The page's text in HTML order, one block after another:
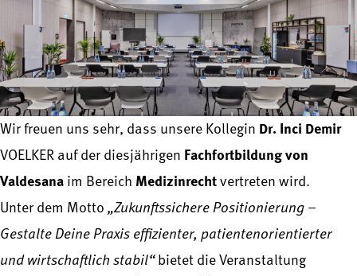
Wir freuen uns sehr, dass unsere Kollegin Dr. Inci Demir
VOELKER auf der diesjährigen Fachfortbildung von
Valdesana im Bereich Medizinrecht vertreten wird.
Unter dem Motto „Zukunftssichere Positionierung –
Gestalte Deine Praxis effizienter, patientenorientierter
und wirtschaftlich stabil“bietet die Veranstaltung